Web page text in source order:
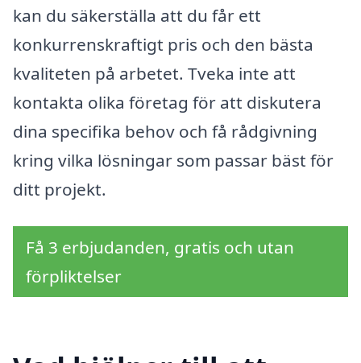
kan du säkerställa att du får ett
konkurrenskraftigt pris och den bästa
kvaliteten på arbetet. Tveka inte att
kontakta olika företag för att diskutera
dina specifika behov och få rådgivning
kring vilka lösningar som passar bäst för
ditt projekt.
Få 3 erbjudanden, gratis och utan
förpliktelser